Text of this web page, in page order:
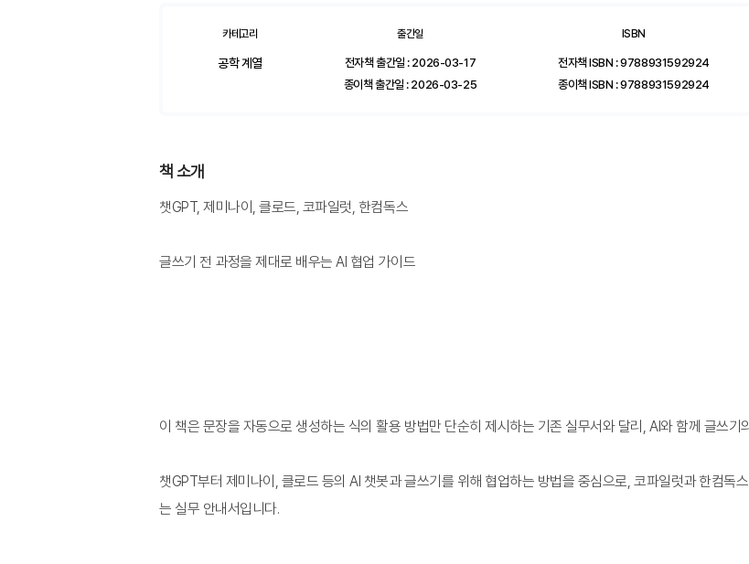
카테고리
공학 계열
출간일
전자책 출간일 : 2026-03-17
종이책 출간일 : 2026-03-25
ISBN
전자책 ISBN : 9788931592924
종이책 ISBN : 9788931592924
책 소개
챗GPT, 제미나이, 클로드, 코파일럿, 한컴독스
글쓰기 전 과정을 제대로 배우는 AI 협업 가이드
이 책은 문장을 자동으로 생성하는 식의 활용 방법만 단순히 제시하는 기존 실무서와 달리, AI와 함께 글쓰
챗GPT부터 제미나이, 클로드 등의 AI 챗봇과 글쓰기를 위해 협업하는 방법을 중심으로, 코파일럿과 한컴독
는 실무 안내서입니다.